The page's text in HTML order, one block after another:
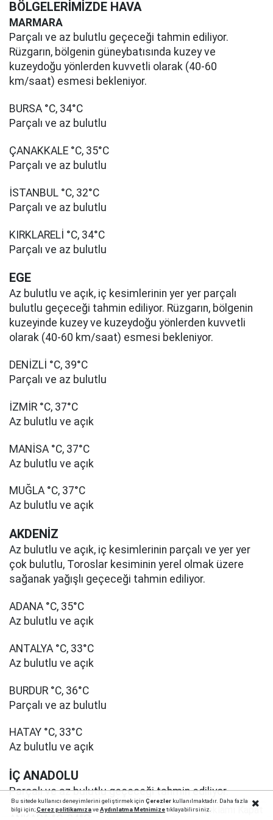
BÖLGELERİMİZDE HAVA
MARMARA
Parçalı ve az bulutlu geçeceği tahmin ediliyor.
Rüzgarın, bölgenin güneybatısında kuzey ve
kuzeydoğu yönlerden kuvvetli olarak (40-60
km/saat) esmesi bekleniyor.
BURSA °C, 34°C
Parçalı ve az bulutlu
ÇANAKKALE °C, 35°C
Parçalı ve az bulutlu
İSTANBUL °C, 32°C
Parçalı ve az bulutlu
KIRKLARELİ °C, 34°C
Parçalı ve az bulutlu
EGE
Az bulutlu ve açık, iç kesimlerinin yer yer parçalı
bulutlu geçeceği tahmin ediliyor. Rüzgarın, bölgenin
kuzeyinde kuzey ve kuzeydoğu yönlerden kuvvetli
olarak (40-60 km/saat) esmesi bekleniyor.
DENİZLİ °C, 39°C
Parçalı ve az bulutlu
İZMİR °C, 37°C
Az bulutlu ve açık
MANİSA °C, 37°C
Az bulutlu ve açık
MUĞLA °C, 37°C
Az bulutlu ve açık
AKDENİZ
Az bulutlu ve açık, iç kesimlerinin parçalı ve yer yer
çok bulutlu, Toroslar kesiminin yerel olmak üzere
sağanak yağışlı geçeceği tahmin ediliyor.
ADANA °C, 35°C
Az bulutlu ve açık
ANTALYA °C, 33°C
Az bulutlu ve açık
BURDUR °C, 36°C
Parçalı ve az bulutlu
HATAY °C, 33°C
Az bulutlu ve açık
İÇ ANADOLU
Parçalı ve az bulutlu geçeceği tahmin ediliyor.
Bu sitede kullanıcı deneyimlerini geliştirmek için Çerezlerkullanılmaktadır. Daha fazla
bilgi için;Çerez politikamızaveAydınlatma Metnimizetıklayabilirsiniz.Reklamı Kapat